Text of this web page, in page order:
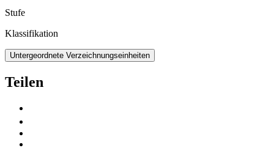
Stufe
Klassifikation
Untergeordnete Verzeichnungseinheiten
Teilen